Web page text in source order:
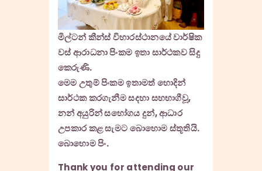
මිල්ටන් කීන්ස් විහාරස්ථානයේ වාර්ෂික
වස් ආරාධනා පිංකම ඉතා සාර්ථකව සිදු
කෙරුණි.
මෙම උතුම් පිංකම ඉතාමත් හොදින්
සාර්ථක කරගැනීම සදහා සහභාගීවූ,
නන් අයුරින් සහෝගය දුන්, ආධාර
උපකාර කළ සැමට බොහොම ස්තූතියි.
බොහොම පිං.
Thank you for attending our